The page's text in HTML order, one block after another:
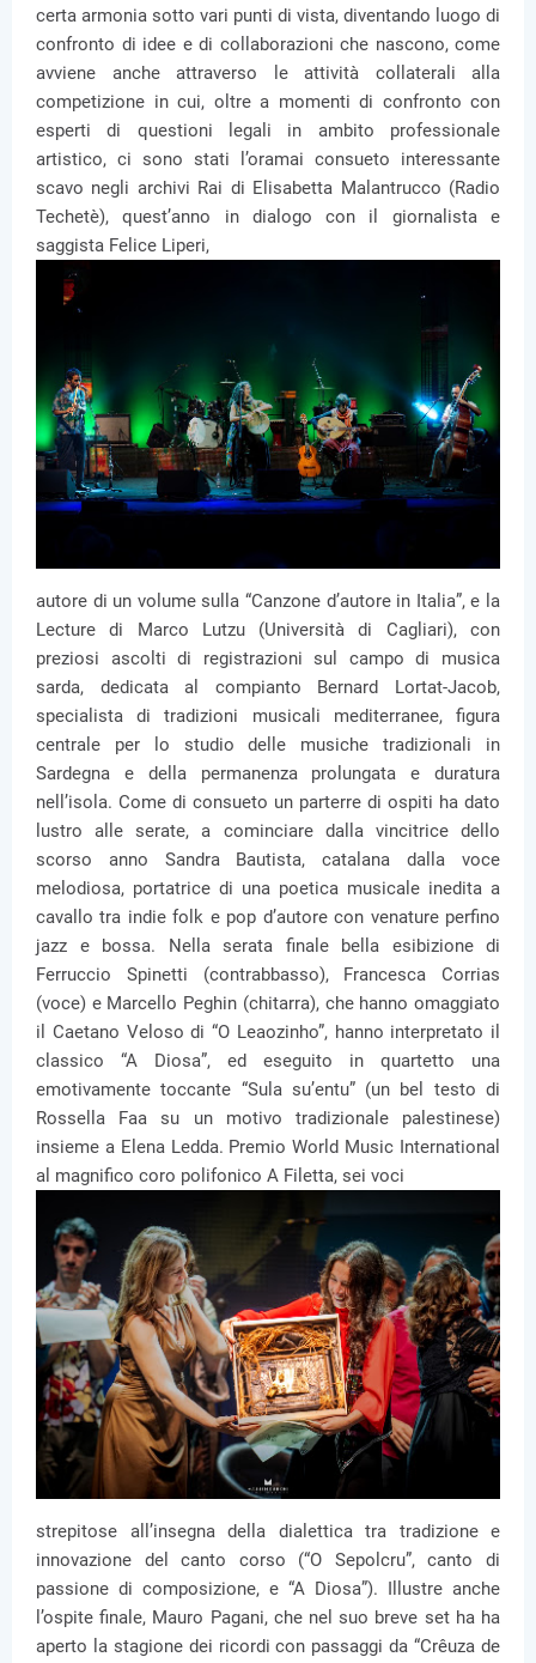
certa armonia sotto vari punti di vista, diventando luogo di
confronto di idee e di collaborazioni che nascono, come
avviene anche attraverso le attività collaterali alla
competizione in cui, oltre a momenti di confronto con
esperti di questioni legali in ambito professionale
artistico, ci sono stati l’oramai consueto interessante
scavo negli archivi Rai di Elisabetta Malantrucco (Radio
Techetè), quest’anno in dialogo con il giornalista e
saggista Felice Liperi,
autore di un volume sulla “Canzone d’autore in Italia”, e la
Lecture di Marco Lutzu (Università di Cagliari), con
preziosi ascolti di registrazioni sul campo di musica
sarda, dedicata al compianto Bernard Lortat-Jacob,
specialista di tradizioni musicali mediterranee, figura
centrale per lo studio delle musiche tradizionali in
Sardegna e della permanenza prolungata e duratura
nell’isola. Come di consueto un parterre di ospiti ha dato
lustro alle serate, a cominciare dalla vincitrice dello
scorso anno Sandra Bautista, catalana dalla voce
melodiosa, portatrice di una poetica musicale inedita a
cavallo tra indie folk e pop d’autore con venature perfino
jazz e bossa. Nella serata finale bella esibizione di
Ferruccio Spinetti (contrabbasso), Francesca Corrias
(voce) e Marcello Peghin (chitarra), che hanno omaggiato
il Caetano Veloso di “O Leaozinho”, hanno interpretato il
classico “A Diosa”, ed eseguito in quartetto una
emotivamente toccante “Sula su’entu” (un bel testo di
Rossella Faa su un motivo tradizionale palestinese)
insieme a Elena Ledda. Premio World Music International
al magnifico coro polifonico A Filetta, sei voci
strepitose all’insegna della dialettica tra tradizione e
innovazione del canto corso (“O Sepolcru”, canto di
passione di composizione, e “A Diosa”). Illustre anche
l’ospite finale, Mauro Pagani, che nel suo breve set ha ha
aperto la stagione dei ricordi con passaggi da “Crêuza de